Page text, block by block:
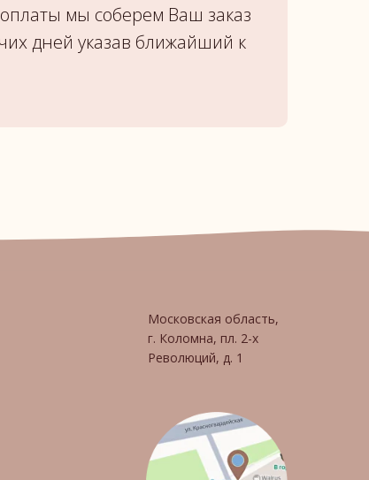
мы соберем Ваш заказ
дней указав ближайший к
Московская область,
г. Коломна, пл. 2-х
Революций, д. 1